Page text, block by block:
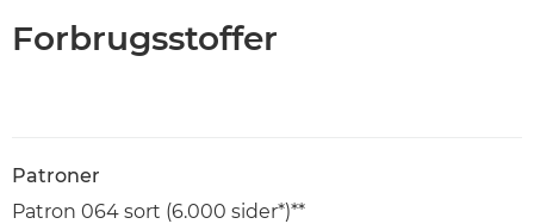
Forbrugsstoffer
Patroner
Patron 064 sort (6.000 sider*)**